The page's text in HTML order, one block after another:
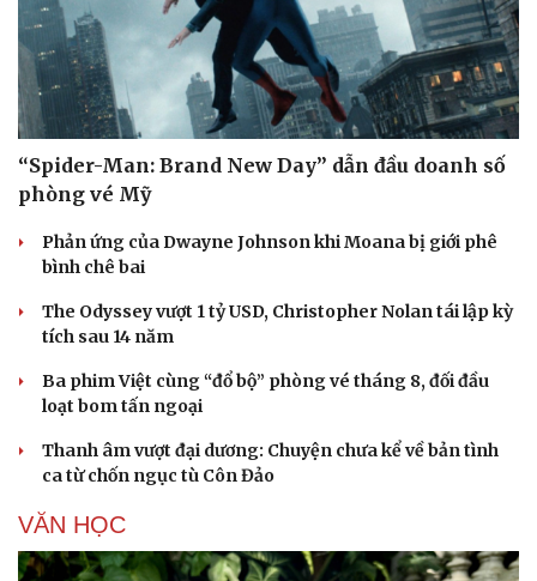
“Spider-Man: Brand New Day” dẫn đầu doanh số
phòng vé Mỹ
Phản ứng của Dwayne Johnson khi Moana bị giới phê
bình chê bai
The Odyssey vượt 1 tỷ USD, Christopher Nolan tái lập kỳ
tích sau 14 năm
Ba phim Việt cùng “đổ bộ” phòng vé tháng 8, đối đầu
loạt bom tấn ngoại
Thanh âm vượt đại dương: Chuyện chưa kể về bản tình
ca từ chốn ngục tù Côn Đảo
VĂN HỌC